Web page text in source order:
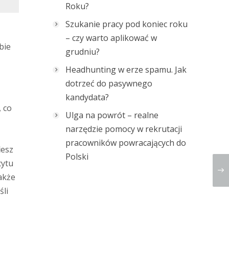
co
Roku?
Szukanie pracy pod koniec roku
– czy warto aplikować w
grudniu?
Headhunting w erze spamu. Jak
dotrzeć do pasywnego
kandydata?
Ulga na powrót – realne
narzędzie pomocy w rekrutacji
pracowników powracających do
Polski